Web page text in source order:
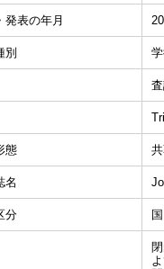
発表の年月
別
態
名
分